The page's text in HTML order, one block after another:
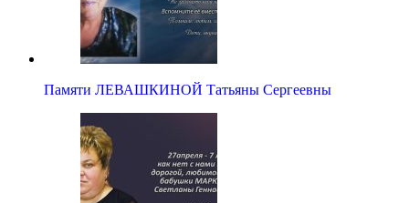
Памяти ЛЕВАШКИНОЙ Татьяны Сергеевны